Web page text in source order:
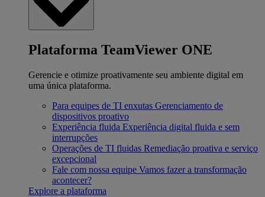
Plataforma TeamViewer ONE
Gerencie e otimize proativamente seu ambiente digital em
uma única plataforma.
Para equipes de TI enxutas Gerenciamento de
dispositivos proativo
Experiência fluida Experiência digital fluida e sem
interrupções
Operações de TI fluidas Remediação proativa e serviço
excepcional
Fale com nossa equipe Vamos fazer a transformação
acontecer?
Explore a plataforma